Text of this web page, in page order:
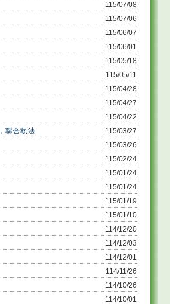
115/07/08
115/07/06
115/06/07
115/06/01
115/05/18
115/05/11
115/04/28
115/04/27
115/04/22
聯合執法
115/03/27
115/03/26
115/02/24
115/01/24
115/01/24
115/01/19
115/01/10
114/12/20
114/12/03
114/12/01
114/11/26
114/10/26
114/10/01